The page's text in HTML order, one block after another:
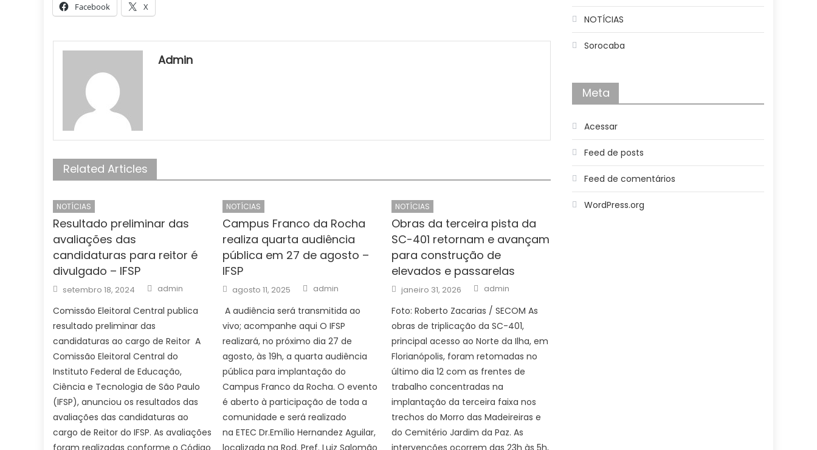
Facebook X
Admin
Related Articles
NOTÍCIAS
Resultado preliminar das
avaliações das
candidaturas para reitor é
divulgado – IFSP
Posted
on
setembro 18, 2024 Author
admin
Comissão Eleitoral Central publica
resultado preliminar das
candidaturas ao cargo de Reitor A
Comissão Eleitoral Central do
Instituto Federal de Educação,
Ciência e Tecnologia de São Paulo
(IFSP), anunciou os resultados das
avaliações das candidaturas ao
cargo de Reitor do IFSP. As avaliações
foram realizadas conforme o Código
NOTÍCIAS
Campus Franco da Rocha
realiza quarta audiência
pública em 27 de agosto –
IFSP
Posted
on
agosto 11, 2025 Author
admin
A audiência será transmitida ao
vivo; acompanhe aqui O IFSP
realizará, no próximo dia 27 de
agosto, às 19h, a quarta audiência
pública para implantação do
Campus Franco da Rocha. O evento
é aberto à participação de toda a
comunidade e será realizado
na ETEC Dr.Emílio Hernandez Aguilar,
localizada na Rod. Pref. Luiz Salomão
NOTÍCIAS
Obras da terceira pista da
SC-401 retornam e avançam
para construção de
elevados e passarelas
Posted
on
janeiro 31, 2026 Author
admin
Foto: Roberto Zacarias / SECOM As
obras de triplicação da SC-401,
principal acesso ao Norte da Ilha, em
Florianópolis, foram retomadas no
último dia 12 com as frentes de
trabalho concentradas na
implantação da terceira faixa nos
trechos do Morro das Madeireiras e
do Cemitério Jardim da Paz. As
intervenções ocorrem das 23h às 5h,
NOTÍCIAS
Sorocaba
Meta
Acessar
Feed de posts
Feed de comentários
WordPress.org